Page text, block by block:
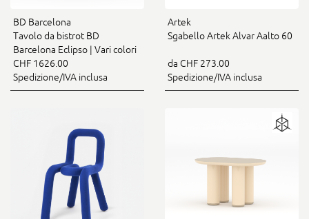
BD Barcelona
Tavolo da bistrot BD
Barcelona Eclipso | Vari colori
CHF 1626.00
Spedizione/IVA inclusa
Artek
Sgabello Artek Alvar Aalto 60
da CHF 273.00
Spedizione/IVA inclusa